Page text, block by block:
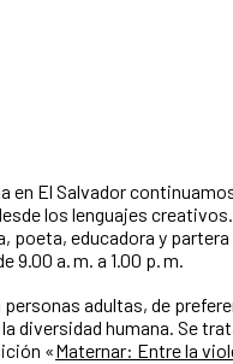
en El Salvador
los lenguajes
poeta, educadora y partera
9.00 a. m. a 1.00 p. m.
adultas, de
diversidad humana. Se
«Maternar: Entre la